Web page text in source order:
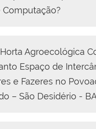
Computação?
Agroecológica
Espaço de
e Fazeres no
– São Desidério -